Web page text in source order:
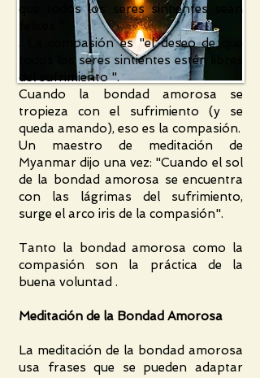
que todos los seres sintientes sean
. La compasión es "el deseo de que
todos los seres sintientes estén libres
del sufrimiento ".
Cuando la bondad amorosa se
tropieza con el sufrimiento (y se
queda amando), eso es la compasión.
Un maestro de meditación de
Myanmar dijo una vez: "Cuando el sol
de la bondad amorosa se encuentra
con las lágrimas del sufrimiento,
surge el arco iris de la compasión".
Tanto la bondad amorosa como la
compasión son la práctica de la
buena voluntad .
Meditación de la Bondad Amorosa
La meditación de la bondad amorosa
usa frases que se pueden adaptar